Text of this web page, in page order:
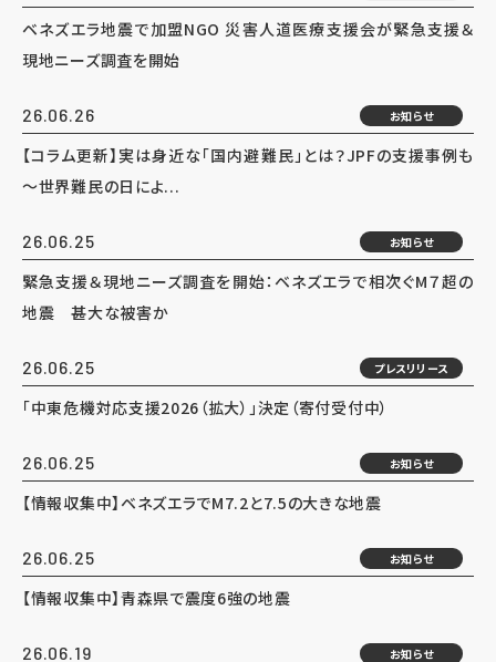
ベネズエラ地震で加盟NGO 災害人道医療支援会が緊急支援＆
現地ニーズ調査を開始
26.06.26 お知らせ
【コラム更新】実は身近な「国内避難民」とは？JPFの支援事例も
～世界難民の日によ...
26.06.25 お知らせ
緊急支援＆現地ニーズ調査を開始：ベネズエラで相次ぐM７超の
地震 甚大な被害か
26.06.25 プレスリリース
「中東危機対応支援2026（拡大）」決定（寄付受付中）
26.06.25 お知らせ
【情報収集中】ベネズエラでM7.2と7.5の大きな地震
26.06.25 お知らせ
【情報収集中】青森県で震度6強の地震
26.06.19 お知らせ